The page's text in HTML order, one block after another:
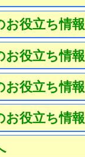
お役立ち情報
お役立ち情報
お役立ち情報
お役立ち情報